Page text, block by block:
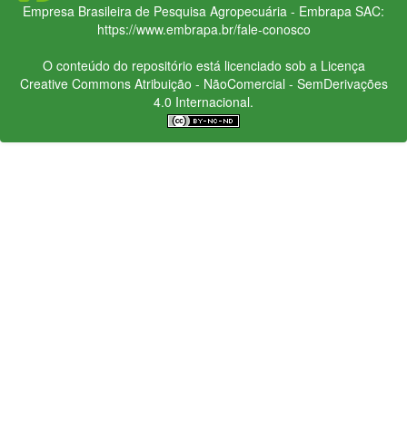
Empresa Brasileira de Pesquisa Agropecuária - Embrapa SAC:
https://www.embrapa.br/fale-conosco
O conteúdo do repositório está licenciado sob a Licença
Creative CommonsAtribuição - NãoComercial - SemDerivações
4.0 Internacional.